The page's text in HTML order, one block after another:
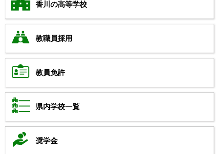
香川の高等学校
教職員採用
教員免許
県内学校一覧
奨学金